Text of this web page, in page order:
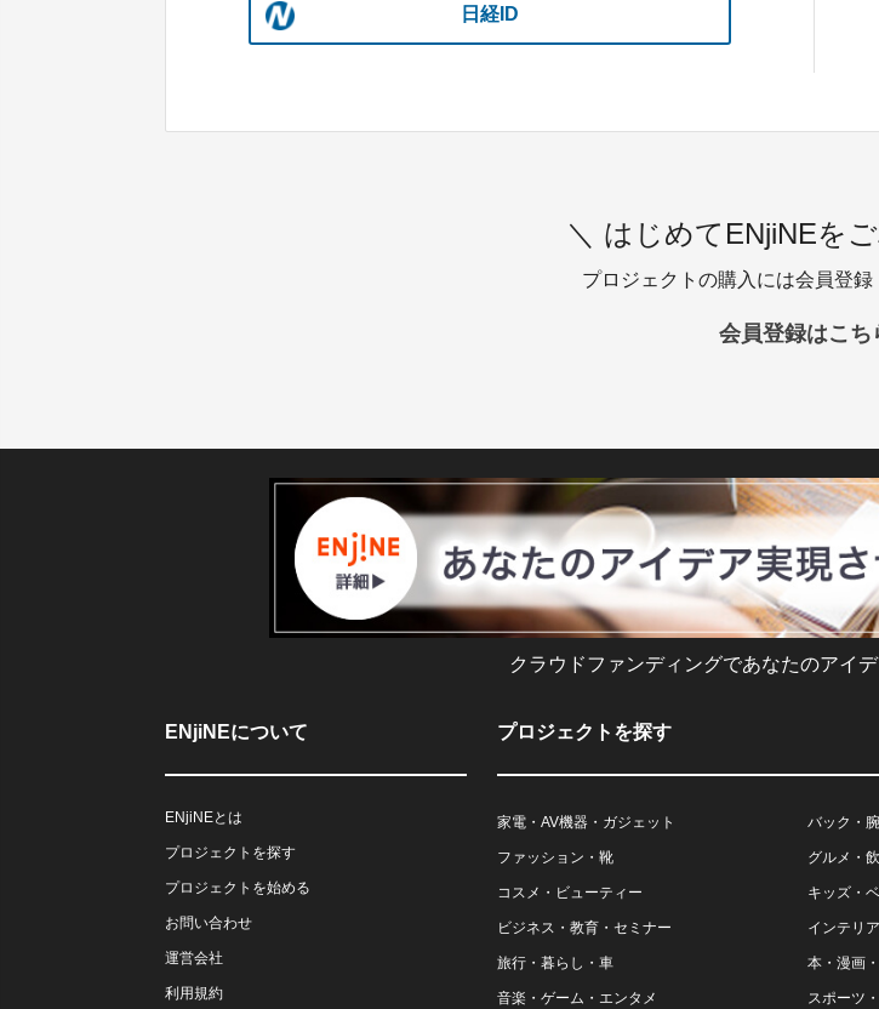
日経ID
＼ はじめてENjiNEを
プロジェクトの購入には会員登
会員登録はこち
クラウドファンディングであなたのアイ
ENjiNEについて
ENjiNEとは
プロジェクトを探す
プロジェクトを始める
お問い合わせ
運営会社
利用規約
プロジェクトを探す
家電・AV機器・ガジェット バック・
ファッション・靴 グルメ・
コスメ・ビューティー キッズ・
ビジネス・教育・セミナー インテリ
旅行・暮らし・車 本・漫画
音楽・ゲーム・エンタメ スポーツ